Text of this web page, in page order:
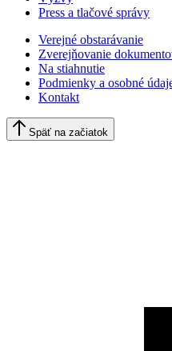
Press a tlačové správy
Verejné obstarávanie
Zverejňovanie
Na stiahnutie
Podmienky a osobné
Kontakt
Späť na začiatok